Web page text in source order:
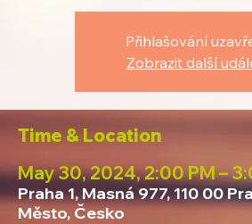
Přihlašování
Zobrazit další
Time & Location
May 30, 2024, 2:00 PM –
Praha 1, Masná 977, 110 00
Město, Česko